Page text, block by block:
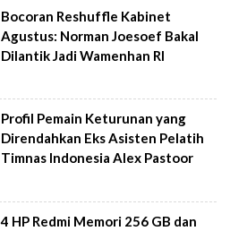
Bocoran Reshuffle Kabinet
Agustus: Norman Joesoef Bakal
Dilantik Jadi Wamenhan RI
Profil Pemain Keturunan yang
Direndahkan Eks Asisten Pelatih
Timnas Indonesia Alex Pastoor
4 HP Redmi Memori 256 GB dan